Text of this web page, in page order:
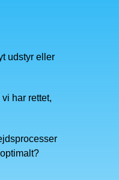
udstyr eller
har rettet,